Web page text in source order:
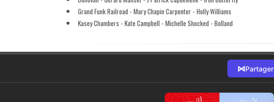
Grand Funk Railroad - Mary Chapin Carpenter - Holly Williams
Kasey Chambers - Kate Campbell - Michelle Shocked - Bolland
⋈Partager